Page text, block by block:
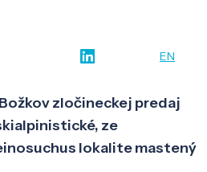
EN
zločineckej predaj
ze
lokalite mastený